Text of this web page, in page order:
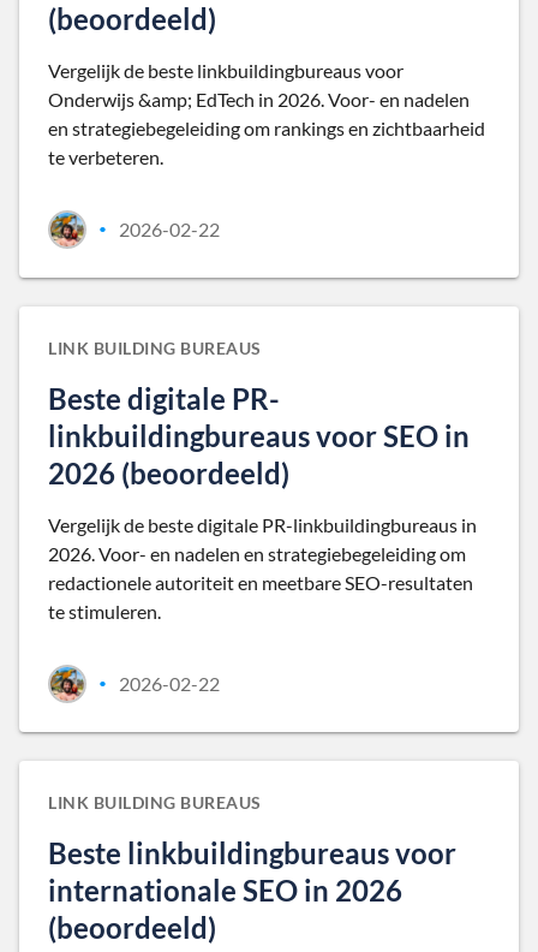
(beoordeeld)
Vergelijk de beste linkbuildingbureaus voor
Onderwijs &amp; EdTech in 2026. Voor- en nadelen
en strategiebegeleiding om rankings en zichtbaarheid
te verbeteren.
• 2026-02-22
LINK BUILDING BUREAUS
Beste digitale PR-
linkbuildingbureaus voor SEO in
2026 (beoordeeld)
Vergelijk de beste digitale PR-linkbuildingbureaus in
2026. Voor- en nadelen en strategiebegeleiding om
redactionele autoriteit en meetbare SEO-resultaten
te stimuleren.
• 2026-02-22
LINK BUILDING BUREAUS
Beste linkbuildingbureaus voor
internationale SEO in 2026
(beoordeeld)